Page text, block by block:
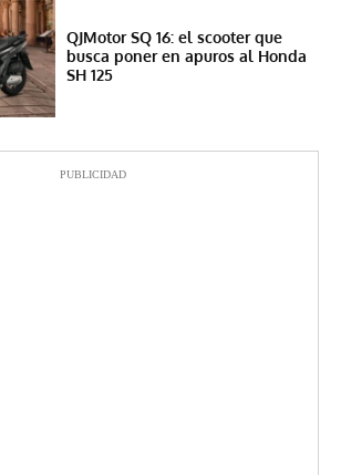
QJMotor SQ 16: el scooter que
busca poner en apuros al Honda
SH 125
PUBLICIDAD